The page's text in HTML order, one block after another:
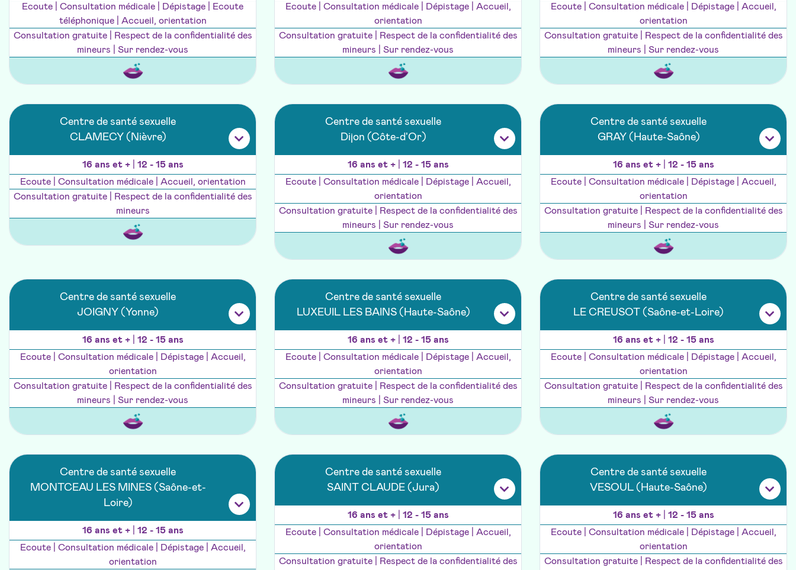
Ecoute | Consultation médicale | Dépistage | Ecoute
téléphonique | Accueil, orientation
Consultation gratuite | Respect de la confidentialité des
mineurs | Sur rendez-vous
Ecoute | Consultation médicale | Dépistage | Accueil,
orientation
Consultation gratuite | Respect de la confidentialité des
mineurs | Sur rendez-vous
Ecoute | Consultation médicale | Dépistage | Accueil,
orientation
Consultation gratuite | Respect de la confidentialité des
mineurs | Sur rendez-vous
Centre de santé sexuelle
CLAMECY (Nièvre)
16 ans et +
12 - 15 ans
Ecoute | Consultation médicale | Accueil, orientation
Consultation gratuite | Respect de la confidentialité des
mineurs
Centre de santé sexuelle
Dijon (Côte-d'Or)
16 ans et +
12 - 15 ans
Ecoute | Consultation médicale | Dépistage | Accueil,
orientation
Consultation gratuite | Respect de la confidentialité des
mineurs | Sur rendez-vous
Centre de santé sexuelle
GRAY (Haute-Saône)
16 ans et +
12 - 15 ans
Ecoute | Consultation médicale | Dépistage | Accueil,
orientation
Consultation gratuite | Respect de la confidentialité des
mineurs | Sur rendez-vous
Centre de santé sexuelle
JOIGNY (Yonne)
16 ans et +
12 - 15 ans
Ecoute | Consultation médicale | Dépistage | Accueil,
orientation
Consultation gratuite | Respect de la confidentialité des
mineurs | Sur rendez-vous
Centre de santé sexuelle
LUXEUIL LES BAINS (Haute-Saône)
16 ans et +
12 - 15 ans
Ecoute | Consultation médicale | Dépistage | Accueil,
orientation
Consultation gratuite | Respect de la confidentialité des
mineurs | Sur rendez-vous
Centre de santé sexuelle
LE CREUSOT (Saône-et-Loire)
16 ans et +
12 - 15 ans
Ecoute | Consultation médicale | Dépistage | Accueil,
orientation
Consultation gratuite | Respect de la confidentialité des
mineurs | Sur rendez-vous
Centre de santé sexuelle
MONTCEAU LES MINES (Saône-et-
Loire)
16 ans et +
12 - 15 ans
Ecoute | Consultation médicale | Dépistage | Accueil,
orientation
Centre de santé sexuelle
SAINT CLAUDE (Jura)
16 ans et +
12 - 15 ans
Ecoute | Consultation médicale | Dépistage | Accueil,
orientation
Consultation gratuite | Respect de la confidentialité des
Centre de santé sexuelle
VESOUL (Haute-Saône)
16 ans et +
12 - 15 ans
Ecoute | Consultation médicale | Dépistage | Accueil,
orientation
Consultation gratuite | Respect de la confidentialité des